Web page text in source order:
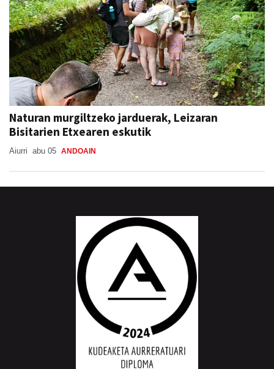
Naturan murgiltzeko jarduerak, Leizaran
Bisitarien Etxearen eskutik
Aiurri abu 05 ANDOAIN